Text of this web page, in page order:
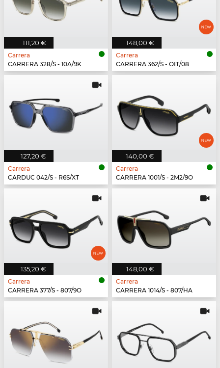
111,20 €
Carrera
CARRERA 328/S - 10A/9K
148,00 €
Carrera
CARRERA 362/S - OIT/08
127,20 €
Carrera
CARDUC 042/S - R6S/XT
140,00 €
Carrera
CARRERA 1001/S - 2M2/9O
135,20 €
Carrera
CARRERA 377/S - 807/9O
148,00 €
Carrera
CARRERA 1014/S - 807/HA